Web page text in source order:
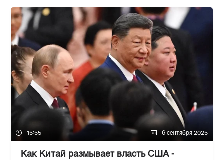
15:55 6 сентября 2025
Как Китай размывает власть США -